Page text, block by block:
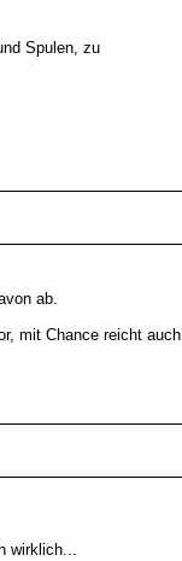
Spulen, zu
ab.
mit Chance reicht auch
wirklich...